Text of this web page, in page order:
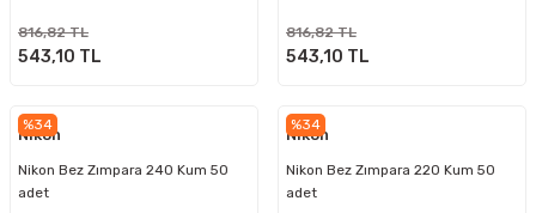
816,82 TL
543,10 TL
816,82 TL
543,10 TL
%34
Nikon
Nikon Bez Zımpara 240 Kum 50
adet
%34
Nikon
Nikon Bez Zımpara 220 Kum 50
adet